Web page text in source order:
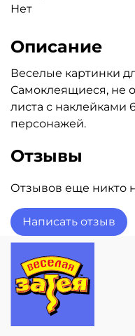
Нет
Описание
Веселые картинки
Самоклеящиеся, не
листа с наклейками
персонажей.
Отзывы
Отзывов еще никто
Написать отзыв